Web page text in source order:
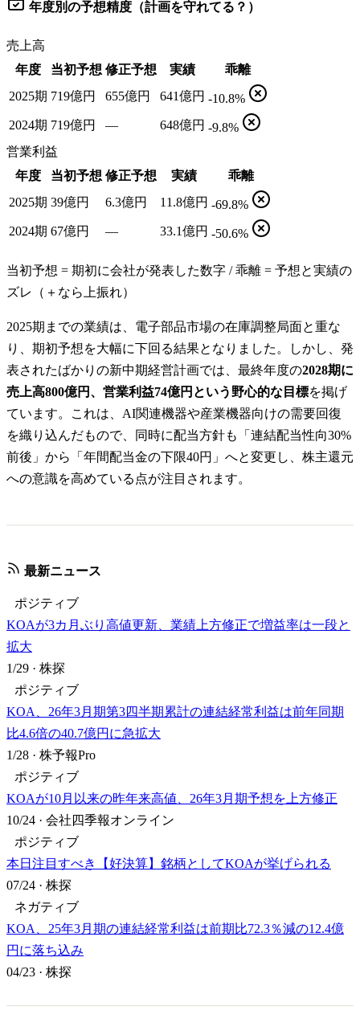
年度別の予想精度（計画を守れてる？）
売上高
年度
当初予想 修正予想 実績
乖離
2025期 719億円 655億円 641億円 -10.8%
2024期 719億円 — 648億円 -9.8%
営業利益
年度
当初予想 修正予想 実績
乖離
2025期 39億円 6.3億円 11.8億円 -69.8%
2024期 67億円 — 33.1億円 -50.6%
当初予想 = 期初に会社が発表した数字 / 乖離 = 予想と実績の
ズレ（＋なら上振れ）
2025期までの業績は、電子部品市場の在庫調整局面と重な
り、期初予想を大幅に下回る結果となりました。しかし、発
表されたばかりの新中期経営計画では、最終年度の2028期に
売上高800億円、営業利益74億円という野心的な目標を掲げ
ています。これは、AI関連機器や産業機器向けの需要回復
を織り込んだもので、同時に配当方針も「連結配当性向30%
前後」から「年間配当金の下限40円」へと変更し、株主還元
への意識を高めている点が注目されます。
最新ニュース
ポジティブ
KOAが3カ月ぶり高値更新、業績上方修正で増益率は一段と
拡大
1/29 · 株探
ポジティブ
KOA、26年3月期第3四半期累計の連結経常利益は前年同期
比4.6倍の40.7億円に急拡大
1/28 · 株予報Pro
ポジティブ
KOAが10月以来の昨年来高値、26年3月期予想を上方修正
10/24 · 会社四季報オンライン
ポジティブ
本日注目すべき【好決算】銘柄としてKOAが挙げられる
07/24 · 株探
ネガティブ
KOA、25年3月期の連結経常利益は前期比72.3％減の12.4億
円に落ち込み
04/23 · 株探